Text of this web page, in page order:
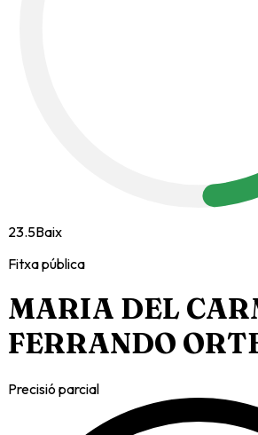
23.5Baix
Fitxa pública
MARIA DEL
FERRANDO
Precisió parcial